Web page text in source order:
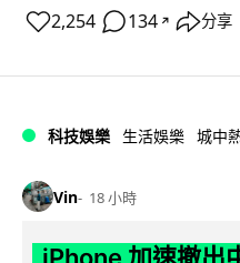
2,254 134 ↗ 分享
科技娛樂 生活娛樂 城中
Vin 18 小時